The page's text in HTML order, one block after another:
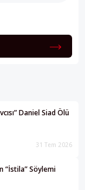
Daniel Siad Ölü
31 Tem 2026
“İstila” Söylemi